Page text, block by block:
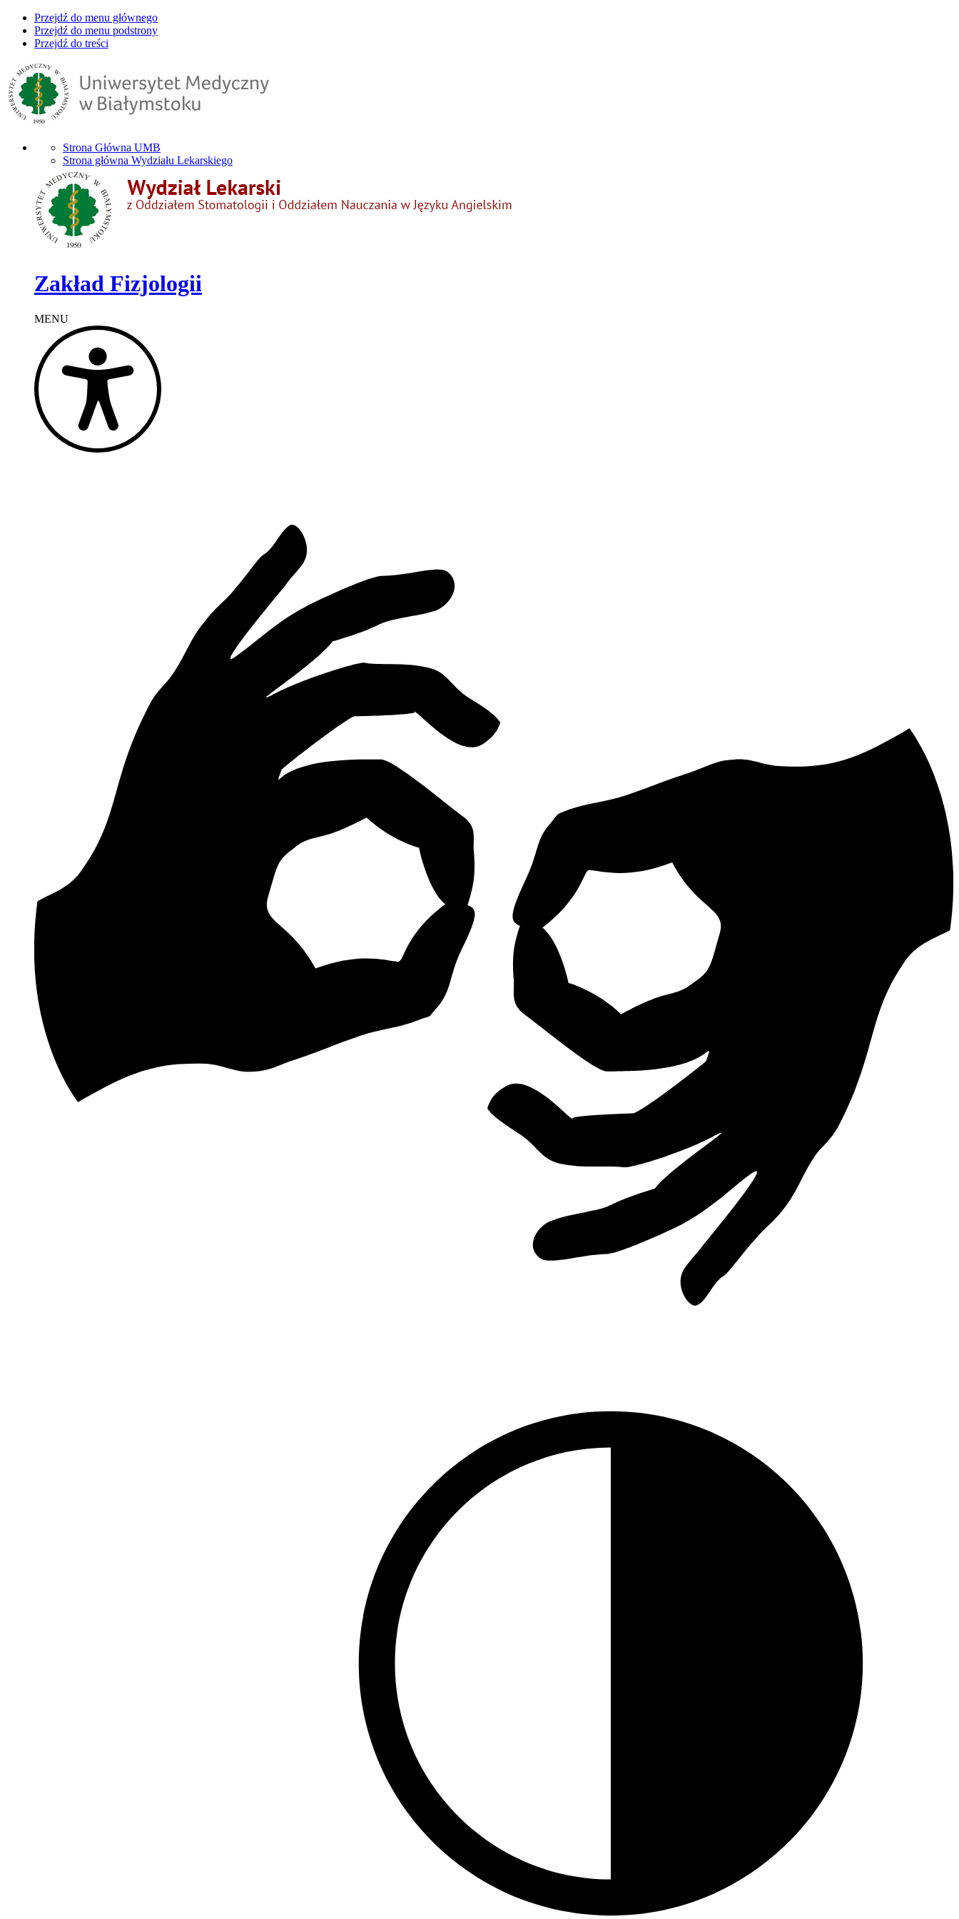
Przejdź do menu głównego
Przejdź do menu podstrony
Przejdź do treści
Strona Główna UMB
Strona główna Wydziału Lekarskiego
Zakład Fizjologii
MENU